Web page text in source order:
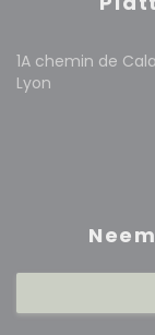
1A chemin de
Lyon